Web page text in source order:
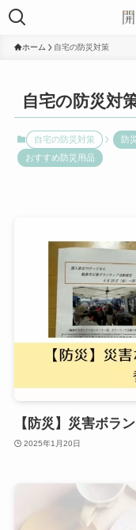
ホーム 自宅の防災対策
自宅の防災対
自宅の防災対策 防
おすすめ防災用品
【防災】災害ボラ
2025年1月20日